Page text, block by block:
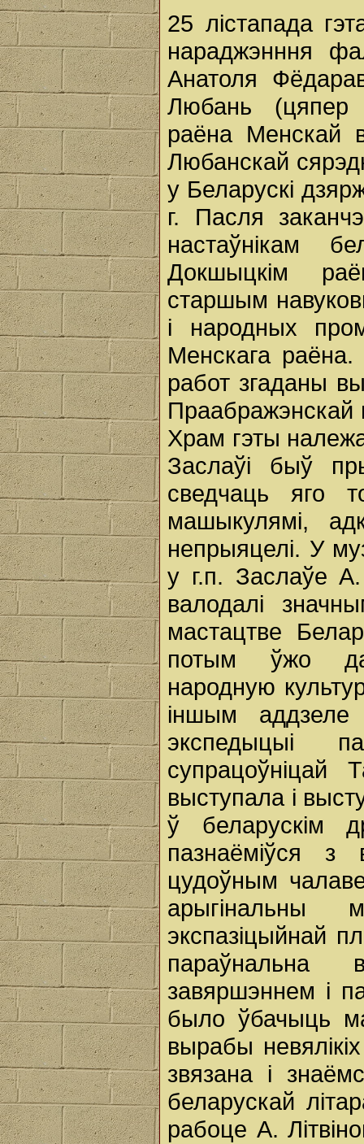
25 лістапада
нараджэнння
Анатоля
Любань (цяпер
раёна Менскай
Любанскай
у Беларускі
г. Пасля
настаўнікам
Докшыцкім
старшым
і народных
Менскага
работ згаданы
Праабражэнскай
Храм гэты
Заслаўі быў
сведчаць яго
машыкулямі,
непрыяцелі. У
у г.п. Заслаўе А.
валодалі
мастацтве
потым ўжо
народную
іншым
экспедыцыі
супрацоўніцай
выступала і
ў беларускім
пазнаёміўся з
цудоўным
арыгінальны
экспазіцыйнай
параўнальна
завяршэннем і
было ўбачыць
вырабы
звязана і
беларускай
рабоце А.